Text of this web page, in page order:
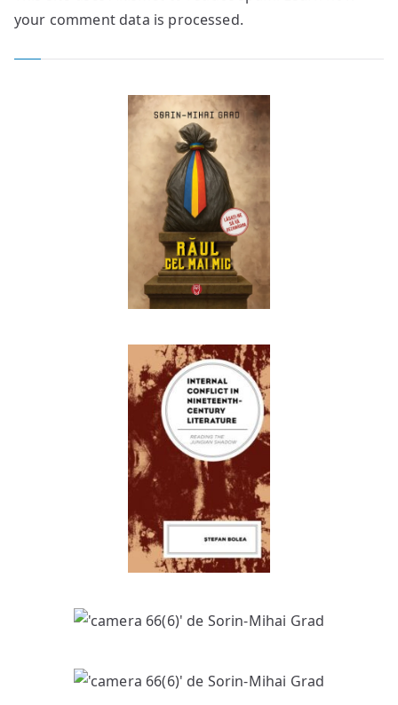
your comment data is processed.